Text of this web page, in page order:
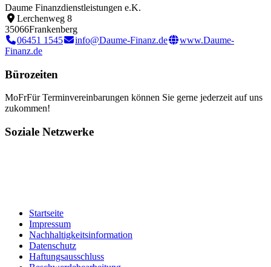
Daume Finanzdienstleistungen e.K.
Lerchenweg 8
35066Frankenberg
06451 1545
info@Daume-Finanz.de
www.Daume-
Finanz.de
Bürozeiten
MoFrFür Terminvereinbarungen können Sie gerne jederzeit auf uns
zukommen!
Soziale Netzwerke
Startseite
Impressum
Nachhaltigkeitsinformation
Datenschutz
Haftungsausschluss